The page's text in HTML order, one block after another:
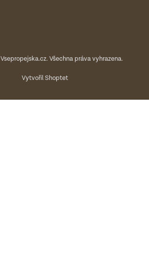
Vytvořil Shoptet
Vsepropejska.cz. Všechna práva vyhrazena.